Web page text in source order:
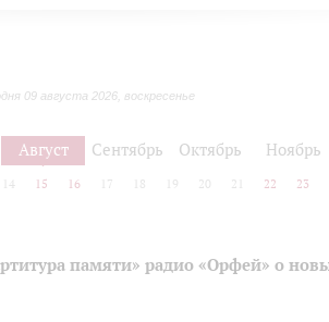
09 августа 2026, воскресенье
Август Сентябрь Октябрь Ноябрь
14 15 16 17 18 19 20 21 22 23
памяти» радио «Орфей» о